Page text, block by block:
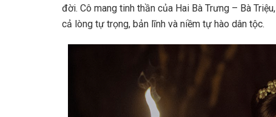
đời. Cô mang tinh thần của Hai Bà Trưng – Bà
cả lòng tự trọng, bản lĩnh và niềm tự hào dân tộc.